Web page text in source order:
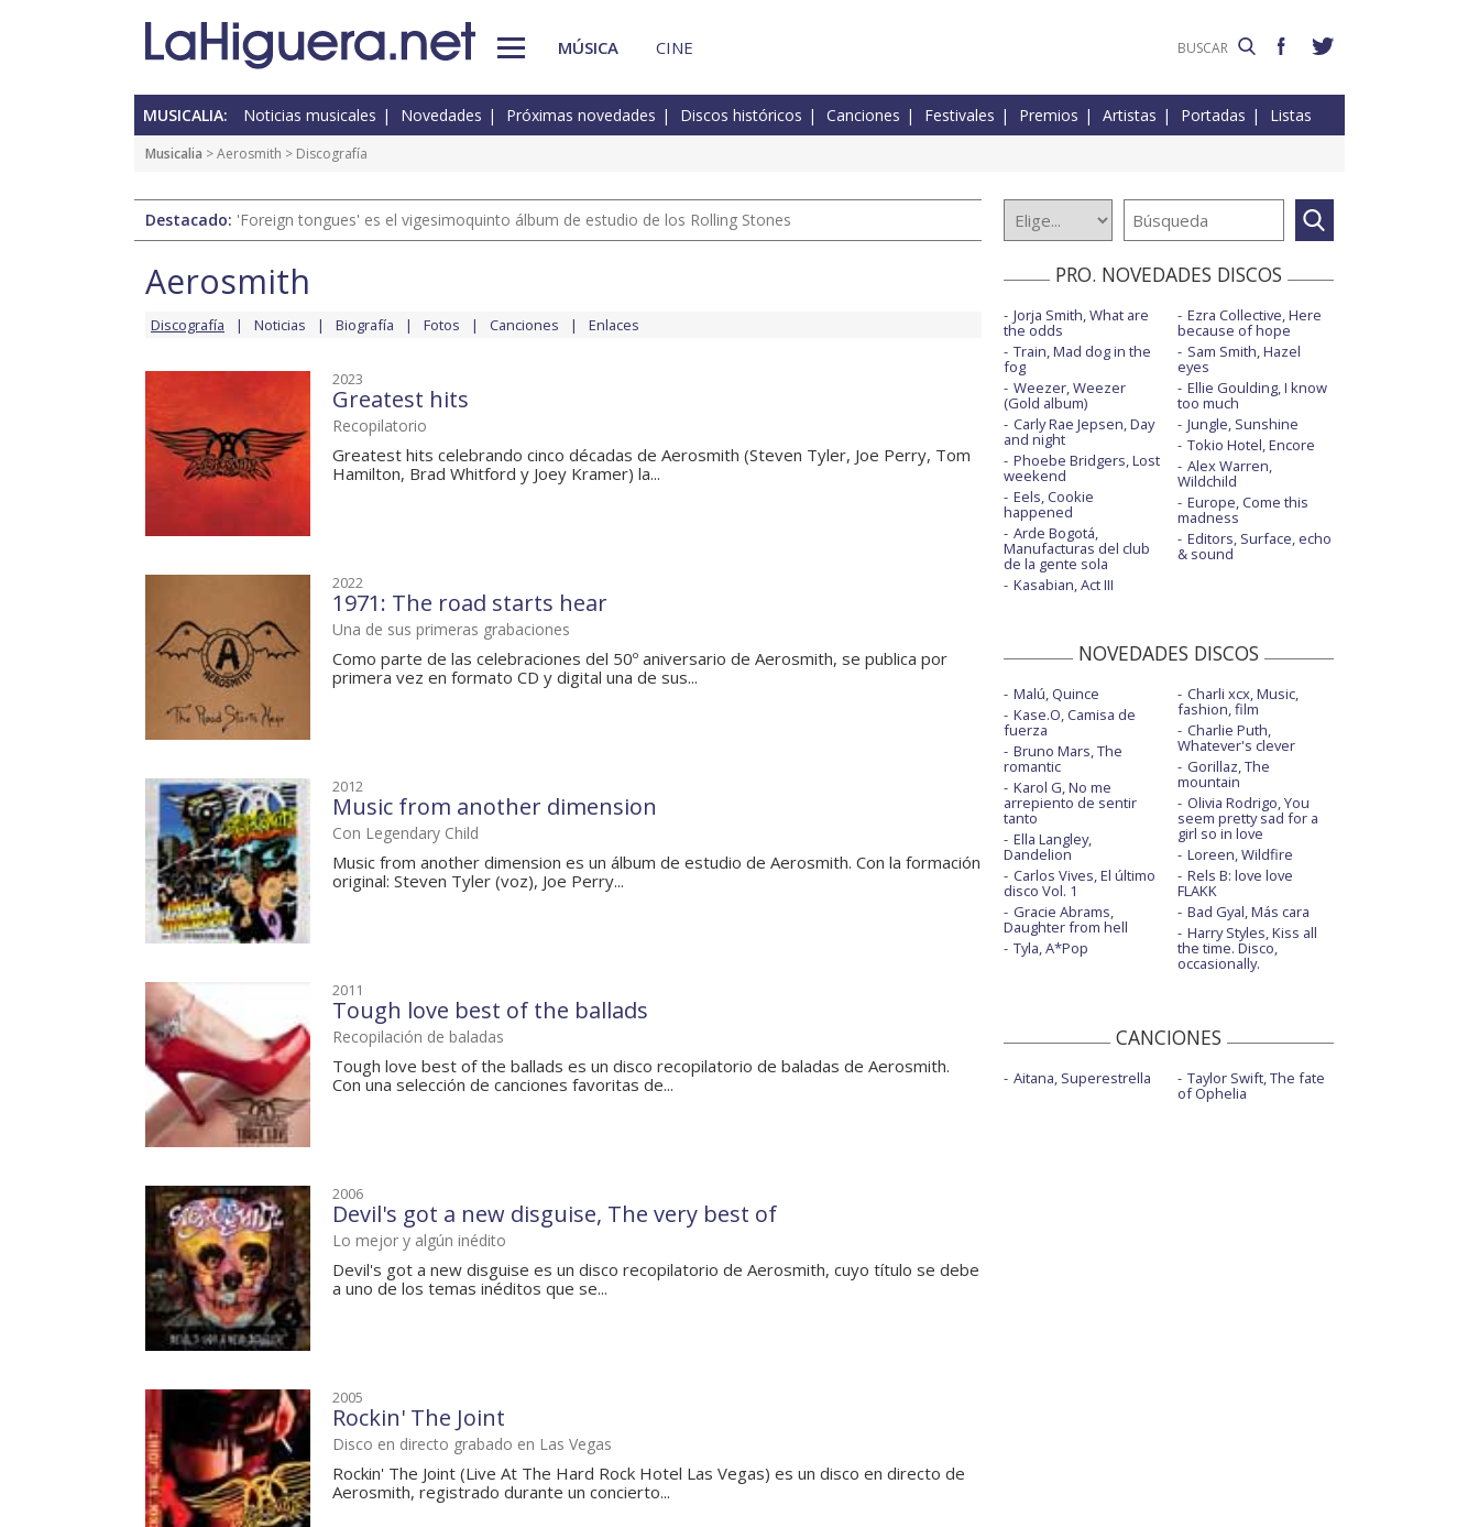
MÚSICA CINE
MUSICALIA: Noticias musicales Novedades Próximas novedades Discos históricos Canciones Festivales Premios Artistas Portadas Listas
Musicalia >Aerosmith > Discografía
Destacado: 'Foreign tongues' es el vigesimoquinto álbum de estudio de los Rolling Stones
Aerosmith
Discografía Noticias Biografía Fotos Canciones Enlaces
2023
Greatest hits
Recopilatorio
Greatest hits celebrando cinco décadas de Aerosmith (Steven Tyler, Joe Perry, Tom
Hamilton, Brad Whitford y Joey Kramer) la...
2022
1971: The road starts hear
Una de sus primeras grabaciones
Como parte de las celebraciones del 50º aniversario de Aerosmith, se publica por
primera vez en formato CD y digital una de sus...
2012
Music from another dimension
Con Legendary Child
Music from another dimension es un álbum de estudio de Aerosmith. Con la formación
original: Steven Tyler (voz), Joe Perry...
2011
Tough love best of the ballads
Recopilación de baladas
Tough love best of the ballads es un disco recopilatorio de baladas de Aerosmith.
Con una selección de canciones favoritas de...
2006
Devil's got a new disguise, The very best of
Lo mejor y algún inédito
Devil's got a new disguise es un disco recopilatorio de Aerosmith, cuyo título se debe
a uno de los temas inéditos que se...
2005
Rockin' The Joint
Disco en directo grabado en Las Vegas
Rockin' The Joint (Live At The Hard Rock Hotel Las Vegas) es un disco en directo de
Aerosmith, registrado durante un concierto...
PRO. NOVEDADES DISCOS
Jorja Smith, What are
the odds
Train, Mad dog in the
fog
Weezer, Weezer
(Gold album)
Carly Rae Jepsen, Day
and night
Phoebe Bridgers, Lost
weekend
Eels, Cookie
happened
Arde Bogotá,
Manufacturas del club
de la gente sola
Kasabian, Act III
Ezra Collective, Here
because of hope
Sam Smith, Hazel
eyes
Ellie Goulding, I know
too much
Jungle, Sunshine
Tokio Hotel, Encore
Alex Warren,
Wildchild
Europe, Come this
madness
Editors, Surface, echo
& sound
NOVEDADES DISCOS
Malú, Quince
Kase.O, Camisa de
fuerza
Bruno Mars, The
romantic
Karol G, No me
arrepiento de sentir
tanto
Ella Langley,
Dandelion
Carlos Vives, El último
disco Vol. 1
Gracie Abrams,
Daughter from hell
Tyla, A*Pop
Charli xcx, Music,
fashion, film
Charlie Puth,
Whatever's clever
Gorillaz, The
mountain
Olivia Rodrigo, You
seem pretty sad for a
girl so in love
Loreen, Wildfire
Rels B: love love
FLAKK
Bad Gyal, Más cara
Harry Styles, Kiss all
the time. Disco,
occasionally.
CANCIONES
Aitana, Superestrella Taylor Swift, The fate
of Ophelia